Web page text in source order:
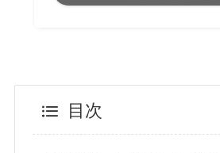
目次